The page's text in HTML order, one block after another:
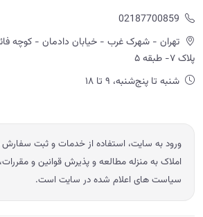
02187700859
تهران - شهرک غرب - خیابان دادمان - کوچه
پلاک ۷- طبقه ۵
شنبه تا پنج‌شنبه، ۹ تا ۱۸
ورود به سایت، استفاده از خدمات و ثبت سفارش
املاک به منزله مطالعه و پذیرش قوانین و
سیاست های اعلام شده در سایت است.